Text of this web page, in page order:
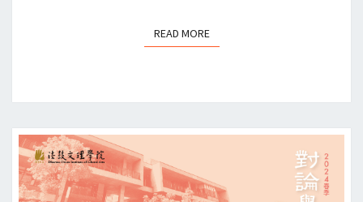
經》、
宗
期
《起
READ MOREREAD MORE